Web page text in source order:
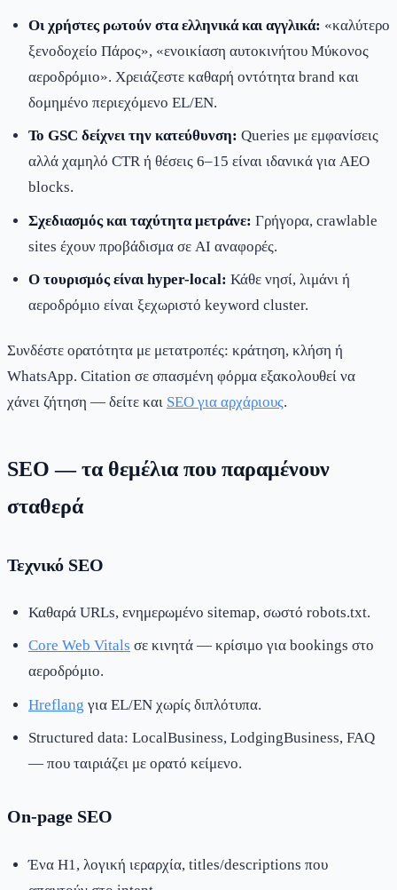
Οι χρήστες ρωτούν στα ελληνικά και αγγλικά: «καλύτερο
ξενοδοχείο Πάρος», «ενοικίαση αυτοκινήτου Μύκονος
αεροδρόμιο». Χρειάζεστε καθαρή οντότητα brand και
δομημένο περιεχόμενο EL/EN.
Το GSC δείχνει την κατεύθυνση: Queries με εμφανίσεις
αλλά χαμηλό CTR ή θέσεις 6–15 είναι ιδανικά για AEO
blocks.
Σχεδιασμός και ταχύτητα μετράνε: Γρήγορα, crawlable
sites έχουν προβάδισμα σε AI αναφορές.
Ο τουρισμός είναι hyper-local: Κάθε νησί, λιμάνι ή
αεροδρόμιο είναι ξεχωριστό keyword cluster.
Συνδέστε ορατότητα με μετατροπές: κράτηση, κλήση ή
WhatsApp. Citation σε σπασμένη φόρμα εξακολουθεί να
χάνει ζήτηση — δείτε και SEO για αρχάριους.
SEO — τα θεμέλια που παραμένουν
σταθερά
Τεχνικό SEO
Καθαρά URLs, ενημερωμένο sitemap, σωστό robots.txt.
Core Web Vitals σε κινητά — κρίσιμο για bookings στο
αεροδρόμιο.
Hreflang για EL/EN χωρίς διπλότυπα.
Structured data: LocalBusiness, LodgingBusiness, FAQ
— που ταιριάζει με ορατό κείμενο.
On-page SEO
Ένα H1, λογική ιεραρχία, titles/descriptions που